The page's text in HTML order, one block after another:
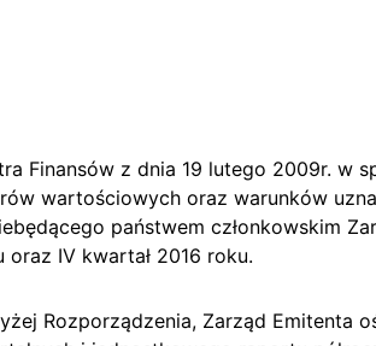
Finansów z dnia 19 lutego 2009r. w
wartościowych oraz warunków
państwem członkowskim
IV kwartał 2016 roku.
Rozporządzenia, Zarząd Emitenta